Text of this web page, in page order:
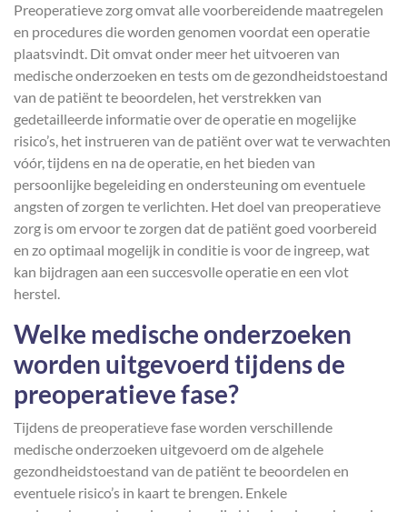
Preoperatieve zorg omvat alle voorbereidende maatregelen
en procedures die worden genomen voordat een operatie
plaatsvindt. Dit omvat onder meer het uitvoeren van
medische onderzoeken en tests om de gezondheidstoestand
van de patiënt te beoordelen, het verstrekken van
gedetailleerde informatie over de operatie en mogelijke
risico’s, het instrueren van de patiënt over wat te verwachten
vóór, tijdens en na de operatie, en het bieden van
persoonlijke begeleiding en ondersteuning om eventuele
angsten of zorgen te verlichten. Het doel van preoperatieve
zorg is om ervoor te zorgen dat de patiënt goed voorbereid
en zo optimaal mogelijk in conditie is voor de ingreep, wat
kan bijdragen aan een succesvolle operatie en een vlot
herstel.
Welke medische onderzoeken
worden uitgevoerd tijdens de
preoperatieve fase?
Tijdens de preoperatieve fase worden verschillende
medische onderzoeken uitgevoerd om de algehele
gezondheidstoestand van de patiënt te beoordelen en
eventuele risico’s in kaart te brengen. Enkele